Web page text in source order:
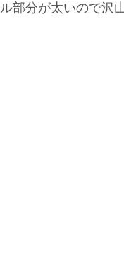
ル部分が太いので沢